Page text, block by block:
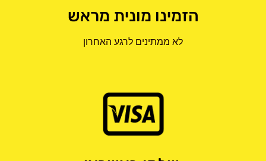
הזמינו מונית מראש
לא ממתינים לרגע האחרון